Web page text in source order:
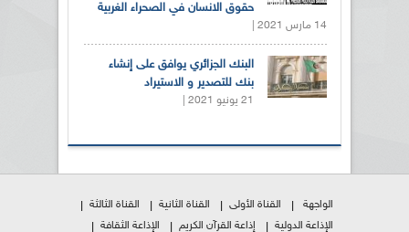
حقوق الانسان في الصحراء الغربية
14 مارس 2021 |
البنك الجزائري يوافق على إنشاء
بنك للتصدير و الاستيراد
21 يونيو 2021 |
الواجهة القناة الأولى القناة الثانية
القناة الثالثة
الإذاعة الدولية
إذاعة القرآن الكريم الإذاعة الثقافة